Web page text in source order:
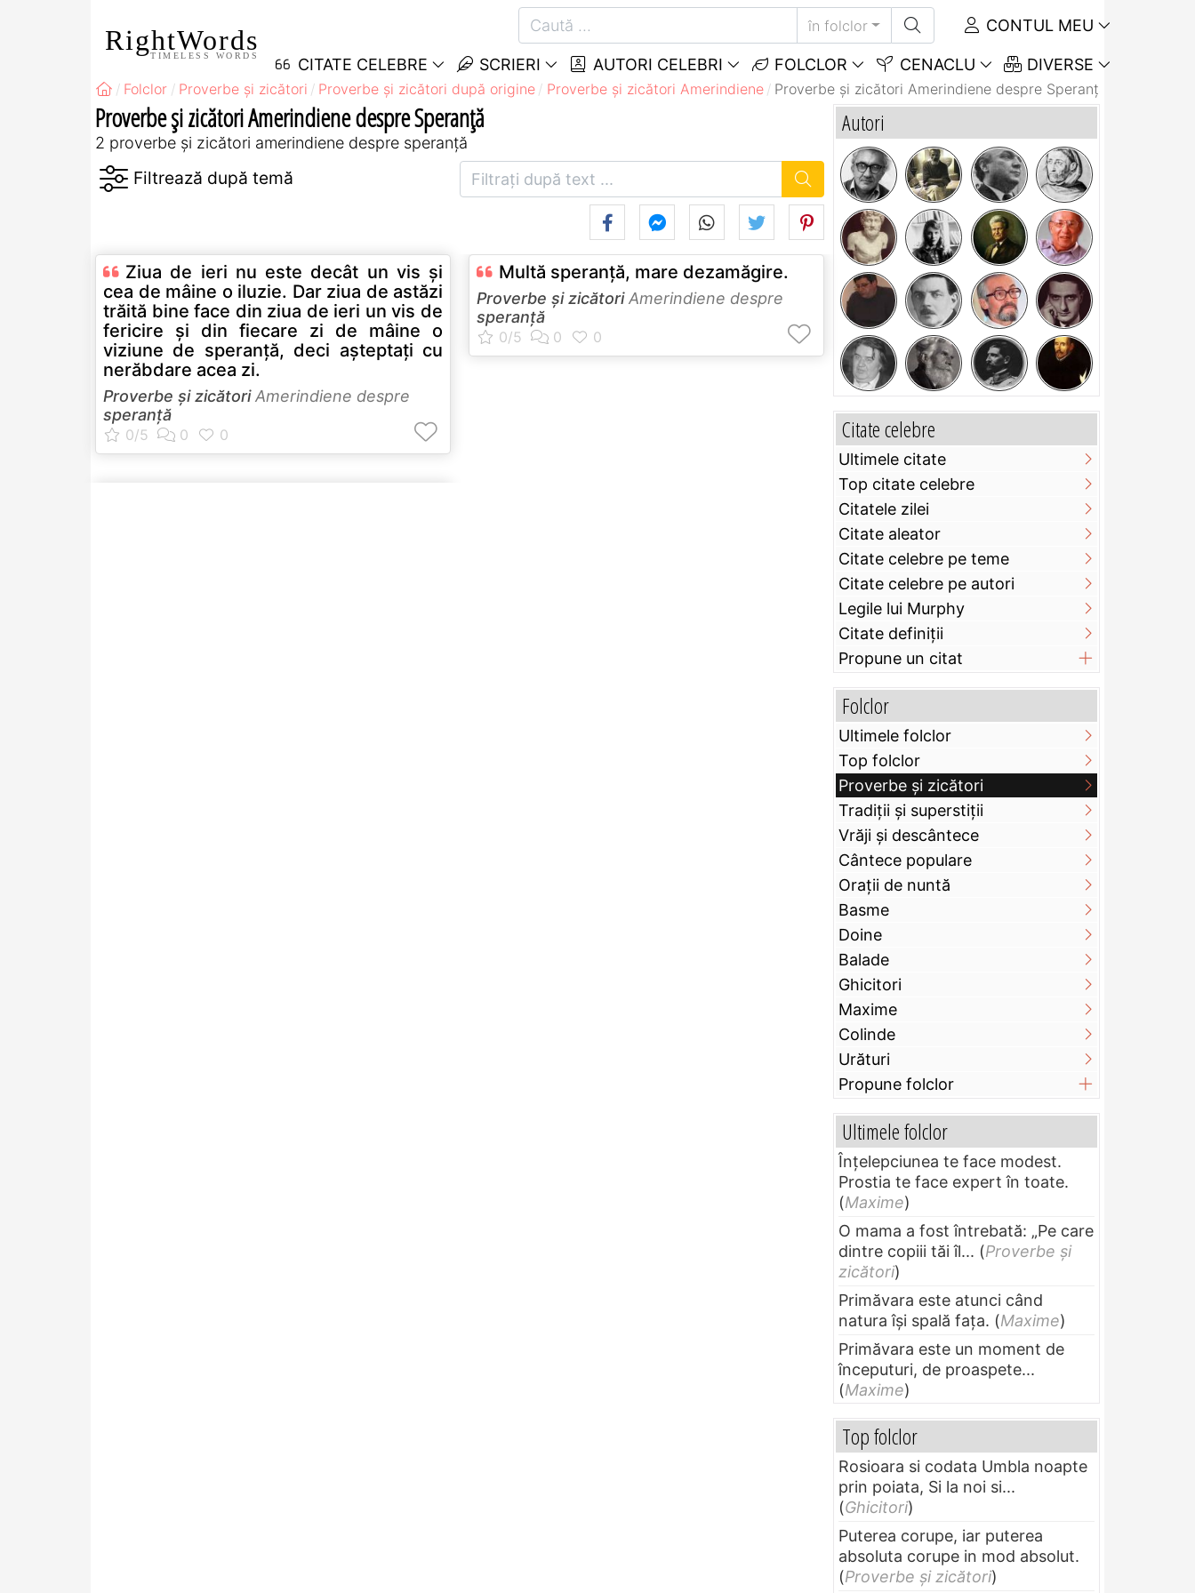
RightWords
TIMELESS WORDS
în folclor CONTUL MEU
CITATE CELEBRE SCRIERI AUTORI CELEBRI FOLCLOR CENACLU DIVERSE
Folclor Proverbe și zicători Proverbe și zicători după origine Proverbe și zicători Amerindiene Proverbe și zicători Amerindiene despre Speranță
Proverbe și zicători Amerindiene despre Speranță
2 proverbe și zicători amerindiene despre speranță
Ziua de ieri nu este decât un vis şi
cea de mâine o iluzie. Dar ziua de astăzi
trăită bine face din ziua de ieri un vis de
fericire şi din fiecare zi de mâine o
viziune de speranţă, deci aşteptaţi cu
nerăbdare acea zi.
Proverbe și zicătoriAmerindiene despre
speranță
Multă speranţă, mare dezamăgire.
Proverbe și zicătoriAmerindiene despre
speranță
Autori
Citate celebre
Ultimele citate
Top citate celebre
Citatele zilei
Citate aleator
Citate celebre pe teme
Citate celebre pe autori
Legile lui Murphy
Citate definiţii
Propune un citat
Folclor
Ultimele folclor
Top folclor
Proverbe și zicători
Tradiții și superstiții
Vrăji și descântece
Cântece populare
Orații de nuntă
Basme
Doine
Balade
Ghicitori
Maxime
Colinde
Urături
Propune folclor
Ultimele folclor
Înțelepciunea te face modest.
Prostia te face expert în toate.
(Maxime)
O mama a fost întrebată: „Pe care
dintre copiii tăi îl... (Proverbe și
zicători)
Primăvara este atunci când
natura își spală fața. (Maxime)
Primăvara este un moment de
începuturi, de proaspete...
(Maxime)
Top folclor
Rosioara si codata Umbla noapte
prin poiata, Si la noi si...
(Ghicitori)
Puterea corupe, iar puterea
absoluta corupe in mod absolut.
(Proverbe și zicători)